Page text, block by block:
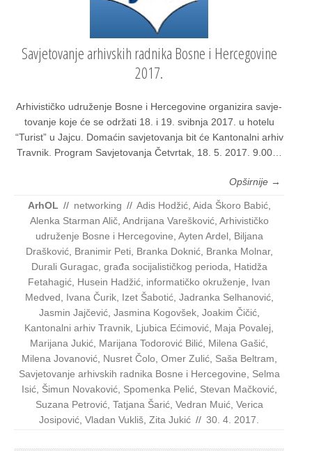
Savjetovanje arhivskih radnika Bosne i Hercegovine
2017.
Arhi­vis­tič­ko udru­že­nje Bos­ne i Her­ce­go­vi­ne orga­ni­zi­ra savje­
to­va­nje koje će se odr­ža­ti 18. i 19. svib­nja 2017. u hote­lu
“Turist” u Jaj­cu. Doma­ćin savje­to­va­nja bit će Kan­to­nal­ni arhiv
Trav­nik. Pro­gram Savje­to­va­nja Čet­vr­tak, 18. 5. 2017. 9.00…
Opširnije →
ArhOL // networking // Adis Hodžić, Aida Škoro Babić,
Alenka Starman Alič, Andrijana Varešković, Arhivističko
udruženje Bosne i Hercegovine Ayten Ardel, Biljana
Drašković, Branimir Peti, Branka Doknić, Branka Molnar,
Durali Guragac, građa socijalističkog perioda
Hatidža
Fetahagić Husein Hadžić informatičko okruženje
Ivan
Medved
Ivana Čurik, Izet Šabotić, Jadranka Selhanović,
Jasmin Jajčević, Jasmina Kogovšek, Joakim Čičić,
Kantonalni arhiv Travnik Ljubica Ećimović Maja Povalej
Marijana Jukić Marijana Todorović Bilić Milena Gašić
Milena Jovanović, Nusret Čolo Omer Zulić, Saša Beltram
Savjetovanje arhivskih radnika Bosne i Hercegovine
Selma
Isić, Šimun Novaković, Spomenka Pelić, Stevan Mačković,
Suzana Petrović, Tatjana Šarić, Vedran Muić, Verica
Josipović Vladan Vukliš Zita Jukić // 30. 4. 2017.